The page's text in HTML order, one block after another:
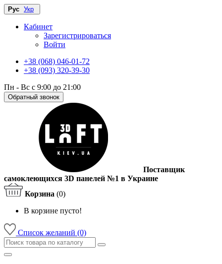
Рус Укр
Кабинет
Зарегистрироваться
Войти
+38 (068) 046-01-72
+38 (093) 320-39-30
Пн - Вс с 9:00 до 21:00
Обратный звонок
Поставщик
самоклеющихся 3D панелей №1 в Украине
Корзина (0)
В корзине пусто!
Список желаний (0)